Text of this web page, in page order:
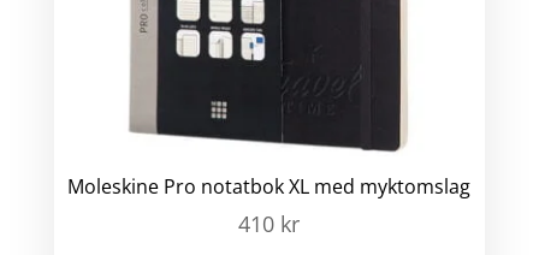
Moleskine Pro notatbok XL med myktomslag
410 kr